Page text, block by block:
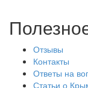
Отзывы
Контакты
Ответы на
Статьи о